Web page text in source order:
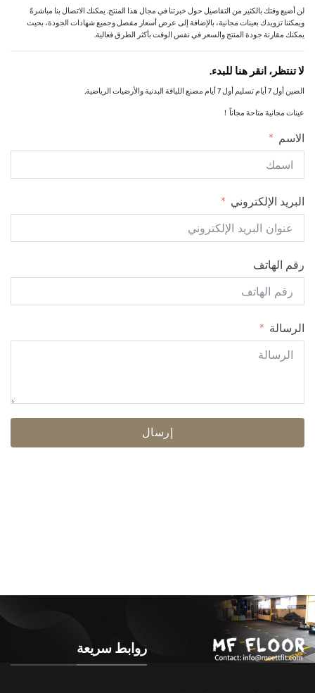
لن أضيع وقتك بالكثير من التفاصيل حول خبرتنا في مجال هذا المنتج. يمكنك الاتصال بنا مباشرةً
ويمكننا تزويدك بعينات مجانية، بالإضافة إلى عرض أسعار مفصل وجميع شهادات الجودة، بحيث
يمكنك مقارنة جودة المنتج والسعر في نفس الوقت بأكثر الطرق فعالية.
لا تنتظر، انقر هنا للبدء.
الصين أول 7 أيام تسليم أول 7 أيام مصنع اللياقة البدنية والأرضيات الرياضية,
عينات مجانية متاحة مجاناً！
الاسم
البريد الإلكتروني
رقم الهاتف
الرسالة
إرسال
روابط سريعة